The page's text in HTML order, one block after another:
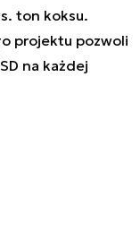
ton koksu.
projektu pozwoli
na każdej